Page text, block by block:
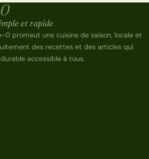
0
et rapide
0 promeut une cuisine de saison, locale et
des recettes et des articles qui
accessible à tous.